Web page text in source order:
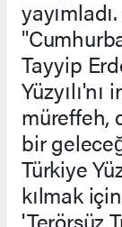
Tayyip
müreffeh,
bir
Türkiye
kılmak